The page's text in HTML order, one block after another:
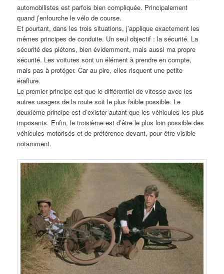
automobilistes est parfois bien compliquée. Principalement
quand j’enfourche le vélo de course.
Et pourtant, dans les trois situations, j’applique exactement les
mêmes principes de conduite. Un seul objectif : la sécurité. La
sécurité des piétons, bien évidemment, mais aussi ma propre
sécurité. Les voitures sont un élément à prendre en compte,
mais pas à protéger. Car au pire, elles risquent une petite
éraflure.
Le premier principe est que le différentiel de vitesse avec les
autres usagers de la route soit le plus faible possible. Le
deuxième principe est d’exister autant que les véhicules les plus
imposants. Enfin, le troisième est d’être le plus loin possible des
véhicules motorisés et de préférence devant, pour être visible
notamment.